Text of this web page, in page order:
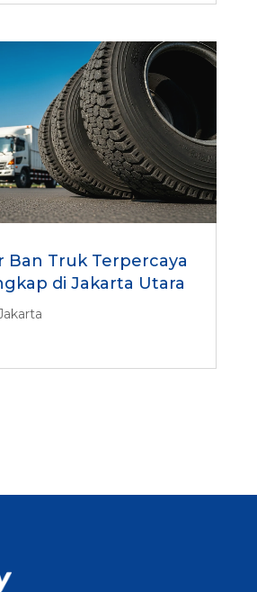
Ban Truk Terpercaya
di Jakarta Utara